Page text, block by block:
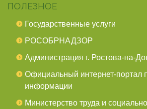
ПОЛЕЗНОЕ
Государственные услуги
РОСОБРНАДЗОР
Администрация г. Ростова-на-
Официальный интернет-портал
информации
Министерство труда и